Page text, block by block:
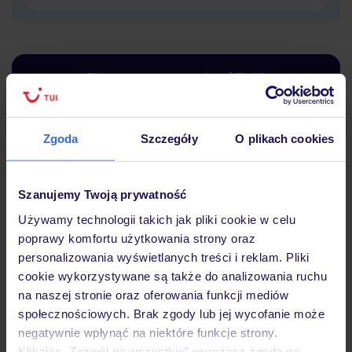
Zgoda Szczegóły O plikach cookies
Szanujemy Twoją prywatność
Używamy technologii takich jak pliki cookie w celu
poprawy komfortu użytkowania strony oraz
personalizowania wyświetlanych treści i reklam. Pliki
cookie wykorzystywane są także do analizowania ruchu
na naszej stronie oraz oferowania funkcji mediów
społecznościowych. Brak zgody lub jej wycofanie może
negatywnie wpłynąć na niektóre funkcje strony.
Dlaczego warto wybrać TUI?
Lider niskich cen
Największe biuro
30 lat w
Hotel
Pokoje